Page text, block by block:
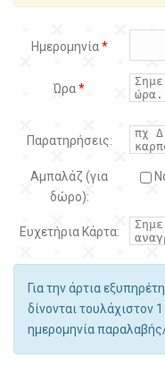
Ημερομηνία*
Ώρα*
Παρατηρήσεις:
Αμπαλάζ (για
δώρο):
Ευχετήρια Κάρτα:
Για την άρτια
δίνονται τουλάχιστον
ημερομηνία